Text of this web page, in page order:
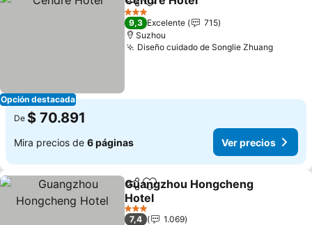
Opción destacada
CompartirAgregar a favoritos
3 Estrellas
9,3 Excelente
715
Suzhou
Diseño cuidado de Songlie ZhuangVer
De $ 70.891
Mira precios de 6 páginas Ver precios
CompartirAgregar a favoritos
Guangzhou Hongcheng
Hotel
Ver precios
3 Estrellas
7,4
1.069